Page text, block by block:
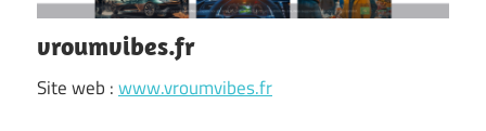
vroumvibes.fr
Site web :www.vroumvibes.fr